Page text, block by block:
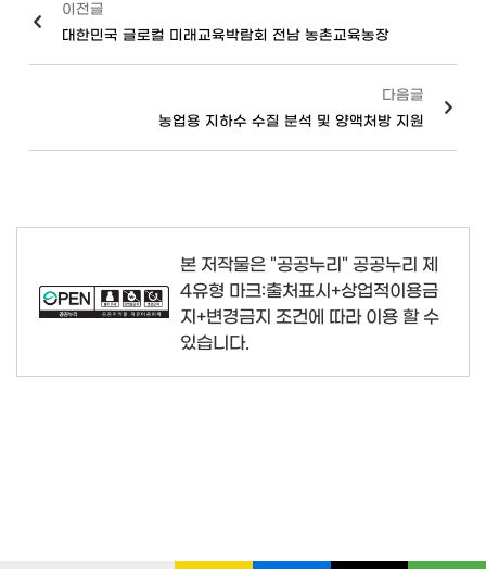
이전글
대한민국 글로컬 미래교육박람회 전남 농촌교육농장
다음글
농업용 지하수 수질 분석 및 양액처방 지원
본 저작물은 "공공누리" 공공누리 제
4유형 마크:출처표시+상업적이용금
지+변경금지 조건에 따라 이용 할 수
있습니다.